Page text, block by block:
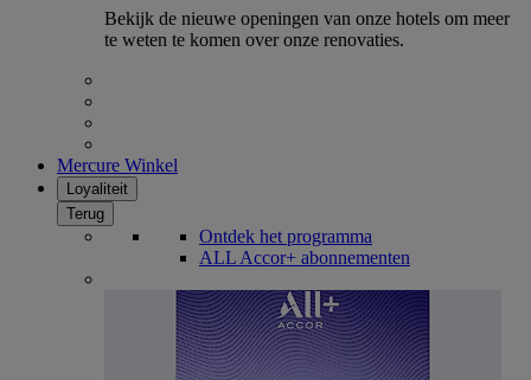
Bekijk de nieuwe openingen van onze hotels om meer
te weten te komen over onze renovaties.
Mercure Winkel
Loyaliteit
Terug
Ontdek het programma
ALL Accor+ abonnementen